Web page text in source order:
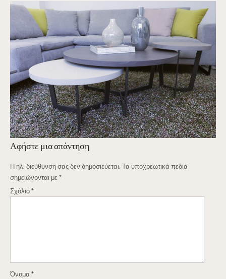
Αφήστε μια απάντηση
Η ηλ. διεύθυνση σας δεν δημοσιεύεται. Τα υποχρεωτικά πεδία
σημειώνονται με*
Σχόλιο*
Όνομα *